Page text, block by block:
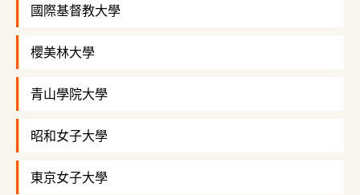
國際基督教大學
櫻美林大學
青山學院大學
昭和女子大學
東京女子大學